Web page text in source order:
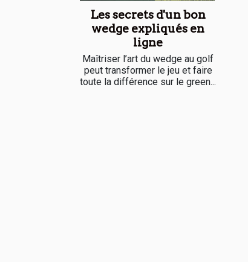
Les secrets d'un bon
wedge expliqués en
ligne
Maîtriser l’art du wedge au golf
peut transformer le jeu et faire
toute la différence sur le green...